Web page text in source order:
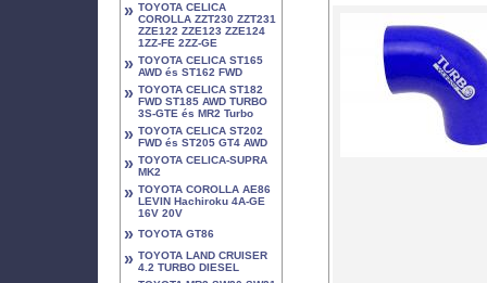
» TOYOTA CELICA
COROLLA ZZT230 ZZT231
ZZE122 ZZE123 ZZE124
1ZZ-FE 2ZZ-GE
» TOYOTA CELICA ST165
AWD és ST162 FWD
» TOYOTA CELICA ST182
FWD ST185 AWD TURBO
3S-GTE és MR2 Turbo
» TOYOTA CELICA ST202
FWD és ST205 GT4 AWD
» TOYOTA CELICA-SUPRA
MK2
» TOYOTA COROLLA AE86
LEVIN Hachiroku 4A-GE
16V 20V
» TOYOTA GT86
» TOYOTA LAND CRUISER
4.2 TURBO DIESEL